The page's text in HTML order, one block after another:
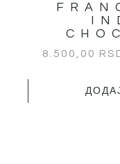
8.500,00